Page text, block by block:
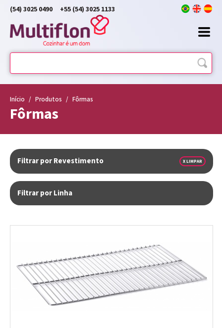
(54) 3025 0490 +55 (54) 3025 1133
Início / Produtos / Fôrmas
Fôrmas
Filtrar por Revestimento X LIMPAR
Filtrar por Linha